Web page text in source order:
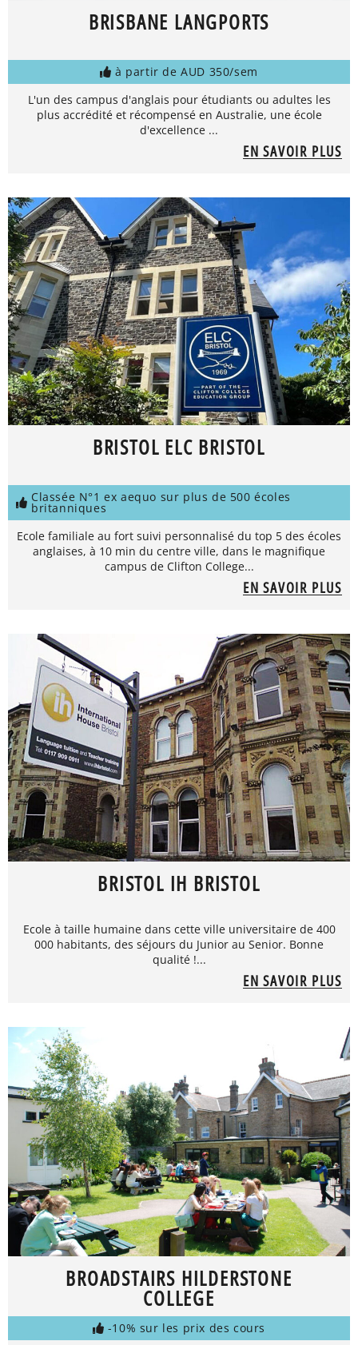
BRISBANE LANGPORTS
à partir de AUD 350/sem
L'un des campus d'anglais pour étudiants ou adultes les
plus accrédité et récompensé en Australie, une école
d'excellence ...
EN SAVOIR PLUS
BRISTOL ELC BRISTOL
Classée N°1 ex aequo sur plus de 500 écoles
britanniques
Ecole familiale au fort suivi personnalisé du top 5 des écoles
anglaises, à 10 min du centre ville, dans le magnifique
campus de Clifton College...
EN SAVOIR PLUS
BRISTOL IH BRISTOL
Ecole à taille humaine dans cette ville universitaire de 400
000 habitants, des séjours du Junior au Senior. Bonne
qualité !...
EN SAVOIR PLUS
BROADSTAIRS HILDERSTONE
COLLEGE
-10% sur les prix des cours